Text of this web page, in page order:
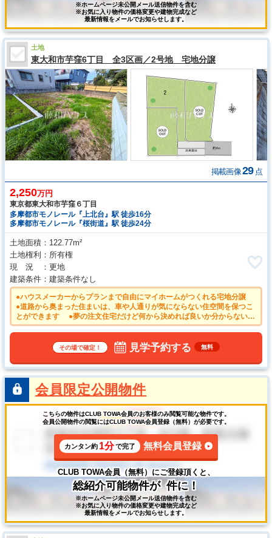
※ホームページ未公開メール送信物件を含む
※お気に入り物件の価格変更や建物完成など
最新情報をメールでお知らせします。
土地
東大和市芋窪6丁目 全3区画／2号地 宅地分譲
掲載画像29 点
2,250万円
東京都東大和市芋窪６丁目
多摩都市モノレール『上北台』駅 徒歩16分
多摩都市モノレール『桜街道』駅 徒歩24分
土地面積
122.77m²
土地権利
所有権
現 況
更地
建築条件
建築条件なし
●ハウスメーカーからプランまで自由にマイホームがつくれる宅地分譲
●道路から奥まった住まいは、車や人通りが気にならない住空間を保つこ
とができます ●夢の注文住宅だけど何から決めれば良いか分からない時
は、お気軽にご相談ください！ ●当社オリジナルの注文住宅建築システ
辺環境もご案内いたしますので、お気軽にお問い合わせください♪
その場で確定！ 見学予約する 無料
会員限定公開物件
こちらの物件はCLUB TOWA会員のお客様のみ閲覧可能な物件です。
会員公開物件の閲覧にはCLUB TOWA会員登録（無料）が必要です。
カンタン約 1分で完了 無料会員登録
CLUB TOWA会員（無料）にご登録頂くと、
総紹介可能物件が 件に！
※ホームページ未公開メール送信物件を含む
※お気に入り物件の価格変更や建物完成など
最新情報をメールでお知らせします。